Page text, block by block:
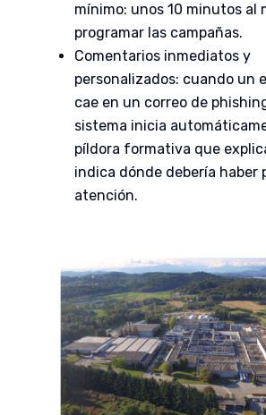
mínimo: unos 10 minutos al
programar las campañas.
Comentarios inmediatos y
personalizados: cuando un
cae en un correo de
sistema inicia
píldora formativa que
indica dónde debería haber
atención.